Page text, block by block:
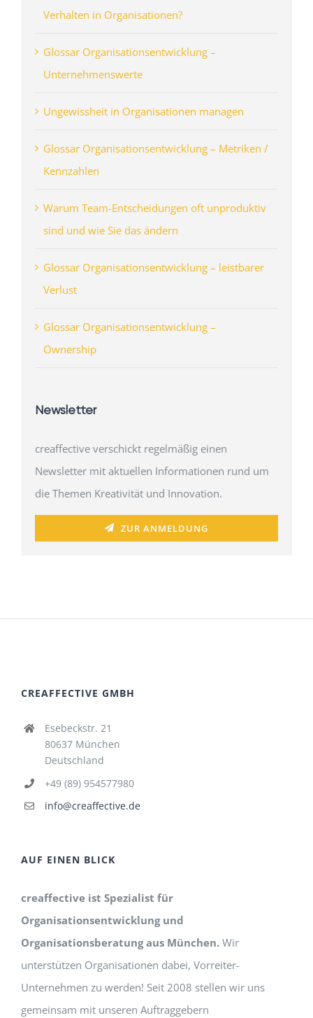
Verhalten in Organisationen?
Glossar Organisationsentwicklung –
Unternehmenswerte
Ungewissheit in Organisationen managen
Glossar Organisationsentwicklung – Metriken /
Kennzahlen
Warum Team-Entscheidungen oft unproduktiv
sind und wie Sie das ändern
Glossar Organisationsentwicklung – leistbarer
Verlust
Glossar Organisationsentwicklung –
Ownership
Newsletter
creaffective verschickt regelmäßig einen
Newsletter mit aktuellen Informationen rund um
die Themen Kreativität und Innovation.
ZUR ANMELDUNG
CREAFFECTIVE GMBH
Esebeckstr. 21
80637 München
Deutschland
+49 (89) 954577980
info@creaffective.de
AUF EINEN BLICK
creaffective ist Spezialist für
Organisationsentwicklung und
Organisationsberatung aus München. Wir
unterstützen Organisationen dabei, Vorreiter-
Unternehmen zu werden! Seit 2008 stellen wir uns
gemeinsam mit unseren Auftraggebern